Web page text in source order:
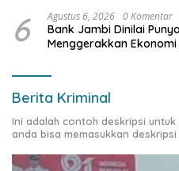
6 Agustus 6, 2026 0 Komentar
Bank Jambi Dinilai
Menggerakkan
Berita Kriminal
Ini adalah contoh deskripsi
anda bisa memasukkan